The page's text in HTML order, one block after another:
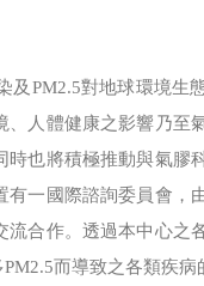
PM2.5對地球環境生
人體健康之影響乃至
也將積極推動與氣膠
一國際諮詢委員會，
合作。透過本中心之
而導致之各類疾病